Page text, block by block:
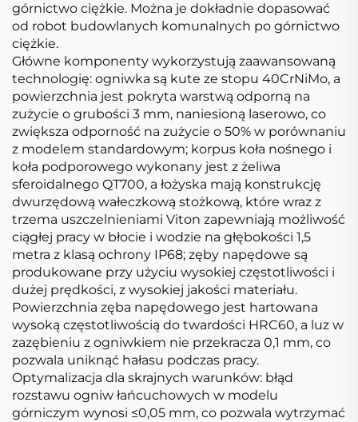
górnictwo ciężkie. Można je dokładnie dopasować
od robot budowlanych komunalnych po górnictwo
ciężkie.
Główne komponenty wykorzystują zaawansowaną
technologię: ogniwka są kute ze stopu 40CrNiMo, a
powierzchnia jest pokryta warstwą odporną na
zużycie o grubości 3 mm, naniesioną laserowo, co
zwiększa odporność na zużycie o 50% w porównaniu
z modelem standardowym; korpus koła nośnego i
koła podporowego wykonany jest z żeliwa
sferoidalnego QT700, a łożyska mają konstrukcję
dwurzędową wałeczkową stożkową, które wraz z
trzema uszczelnieniami Viton zapewniają możliwość
ciągłej pracy w błocie i wodzie na głębokości 1,5
metra z klasą ochrony IP68; zęby napędowe są
produkowane przy użyciu wysokiej częstotliwości i
dużej prędkości, z wysokiej jakości materiału.
Powierzchnia zęba napędowego jest hartowana
wysoką częstotliwością do twardości HRC60, a luz w
zazębieniu z ogniwkiem nie przekracza 0,1 mm, co
pozwala uniknąć hałasu podczas pracy.
Optymalizacja dla skrajnych warunków: błąd
rozstawu ogniw łańcuchowych w modelu
górniczym wynosi ≤0,05 mm, co pozwala wytrzymać